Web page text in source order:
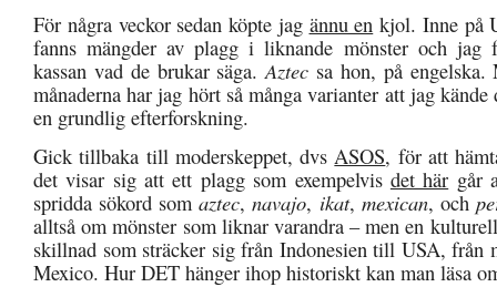
För några veckor sedan köpte jag ännu en kjol. Inne på
fanns mängder av plagg i liknande mönster och jag
kassan vad de brukar säga.Aztec sa hon, på engelska.
månaderna har jag hört så många varianter att jag
en grundlig efterforskning.
Gick tillbaka till moderskeppet, dvs ASOS, för att
det visar sig att ett plagg som exempelvis det här går
spridda sökord somaztec,navajo, ikat, mexican, och
alltså om mönster som liknar varandra – men en
skillnad som sträcker sig från Indonesien till USA, från
Mexico. Hur DET hänger ihop historiskt kan man läsa